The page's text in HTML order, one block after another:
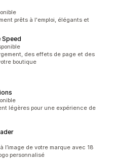
prêts à l'emploi, élégants et
Speed
des effets de page et des
boutique
légères pour une expérience de
l’image de votre marque avec 18
personnalisé